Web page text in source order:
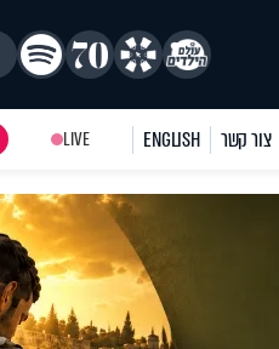
צור קשר ENGLISH
LIVE